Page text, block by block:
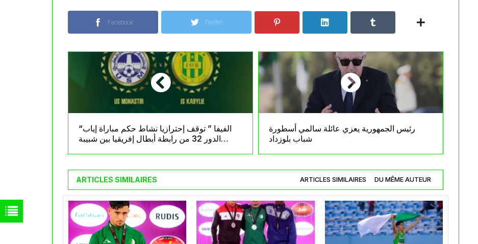
Facebook Twitter
“الفيفا ” توقف إحترازيا نشاط حكم مباراة إياب
الدور 32 من رابطة أبطال إفريقيا بين شبيبة
رئيس الجمهورية يعزي عائلة سالمي أسطورة
شباب بلوزداد
ARTICLES SIMILAIRES ARTICLES SIMILAIRES DU MÊME AUTEUR